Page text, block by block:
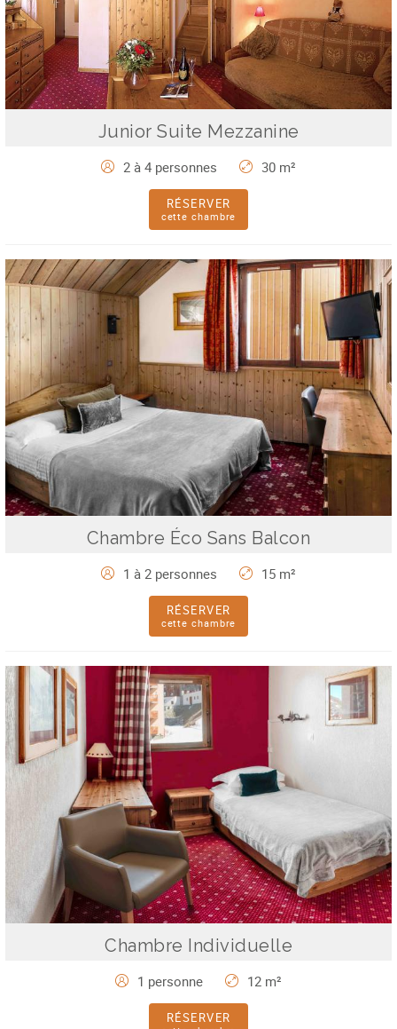
Junior Suite Mezzanine
2 à 4 personnes 30 m²
RÉSERVER
cette chambre
Chambre Éco Sans Balcon
1 à 2 personnes 15 m²
RÉSERVER
cette chambre
Chambre Individuelle
1 personne 12 m²
RÉSERVER